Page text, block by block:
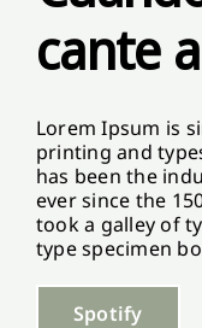
cante
Lorem Ipsum is
printing and
has been the
ever since the
took a galley of
type specimen
Spotify